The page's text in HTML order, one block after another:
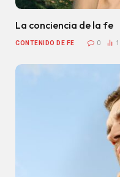
La conciencia de la fe
CONTENIDO DE FE 0